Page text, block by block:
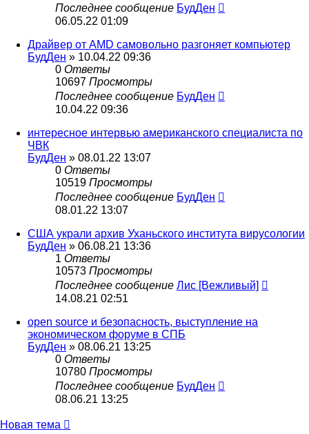
Последнее сообщение БудДен
06.05.22 01:09
Драйвер от AMD самовольно разгоняет компьютер
БудДен » 10.04.22 09:36
0 Ответы
10697 Просмотры
Последнее сообщение БудДен
10.04.22 09:36
интересное интервью американского специалиста по
ЧВК
БудДен » 08.01.22 13:07
0 Ответы
10519 Просмотры
Последнее сообщение БудДен
08.01.22 13:07
США украли архив Уханьского института вирусологии
БудДен » 06.08.21 13:36
1 Ответы
10573 Просмотры
Последнее сообщение Лис [Вежливый]
14.08.21 02:51
open source и безопасность, выступление на
экономическом форуме в СПБ
БудДен » 08.06.21 13:25
0 Ответы
10780 Просмотры
Последнее сообщение БудДен
08.06.21 13:25
Новая тема